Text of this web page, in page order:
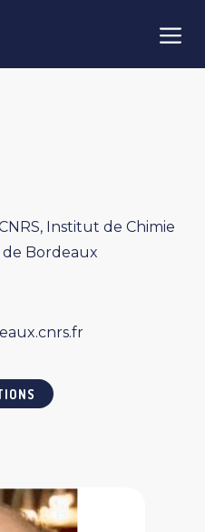
Institut de Chimie
de Bordeaux